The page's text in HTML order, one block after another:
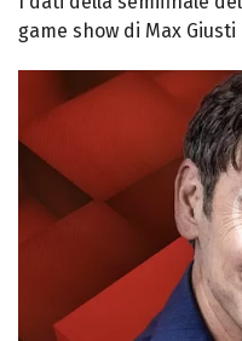
game show di Max Giusti